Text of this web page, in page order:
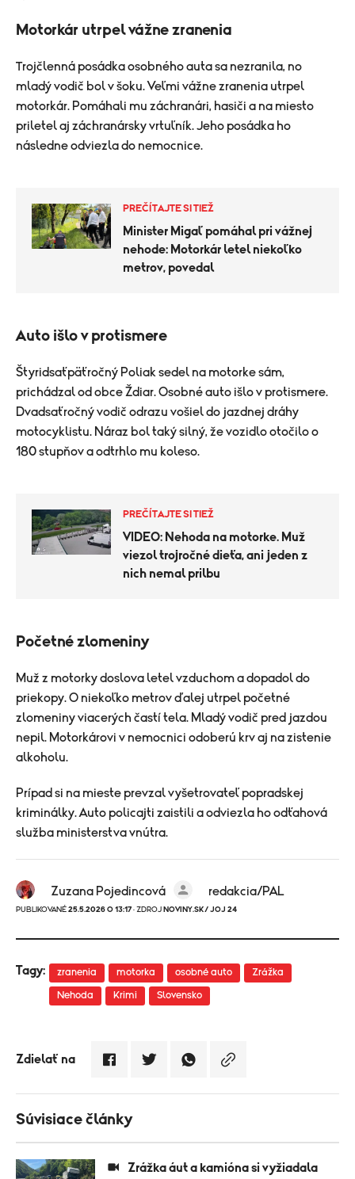
Motorkár utrpel vážne zranenia
Trojčlenná posádka osobného auta sa nezranila, no
mladý vodič bol v šoku. Veľmi vážne zranenia utrpel
motorkár. Pomáhali mu záchranári, hasiči a na miesto
priletel aj záchranársky vrtuľník. Jeho posádka ho
následne odviezla do nemocnice.
PREČÍTAJTE SI TIEŽ
Minister Migaľ pomáhal pri vážnej
nehode: Motorkár letel niekoľko
metrov, povedal
Auto išlo v protismere
Štyridsaťpäťročný Poliak sedel na motorke sám,
prichádzal od obce Ždiar. Osobné auto išlo v protismere.
Dvadsaťročný vodič odrazu vošiel do jazdnej dráhy
motocyklistu. Náraz bol taký silný, že vozidlo otočilo o
180 stupňov a odtrhlo mu koleso.
PREČÍTAJTE SI TIEŽ
VIDEO: Nehoda na motorke. Muž
viezol trojročné dieťa, ani jeden z
nich nemal prilbu
Početné zlomeniny
Muž z motorky doslova letel vzduchom a dopadol do
priekopy. O niekoľko metrov ďalej utrpel početné
zlomeniny viacerých častí tela. Mladý vodič pred jazdou
nepil. Motorkárovi v nemocnici odoberú krv aj na zistenie
alkoholu.
Prípad si na mieste prevzal vyšetrovateľ popradskej
kriminálky. Auto policajti zaistili a odviezla ho odťahová
služba ministerstva vnútra.
Zuzana Pojedincová redakcia/PAL
PUBLIKOVANÉ 25.5.2026 O 13:17 · ZDROJ NOVINY.SK/ JOJ 24
Tagy: zranenia motorka osobné auto Zrážka
Nehoda Krimi Slovensko
Zdielať na
Súvisiace články